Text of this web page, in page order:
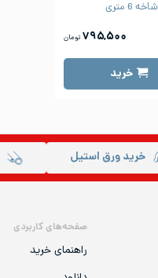
۷۹۵,۵۰۰ تومان
خرید
خرید ورق استیل
صفحه‌های کاربردی
راهنمای خرید